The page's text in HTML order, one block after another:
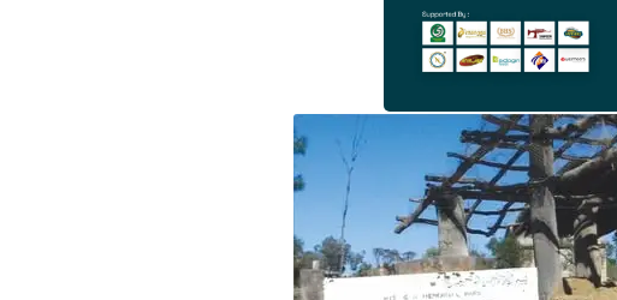
Facebook
Facebook Twitter